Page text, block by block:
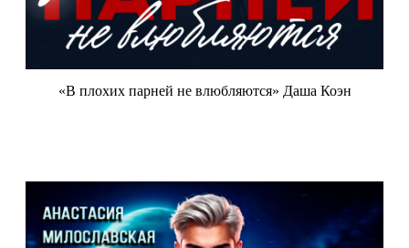
«В плохих парней не влюбляются» Даша Коэн